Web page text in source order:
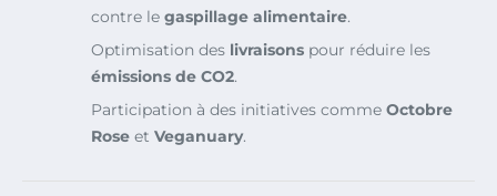
contre le gaspillage alimentaire.
Optimisation des livraisons pour réduire les
émissions de CO2.
Participation à des initiatives comme Octobre
Rose et Veganuary.